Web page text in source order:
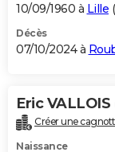
10/09/1960 à Lille (
Décès
07/10/2024 à
Eric VALLOIS
Créer une
Naissance